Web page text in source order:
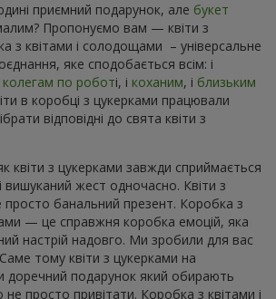
приємний подарунок, але букет
Пропонуємо вам — квіти з
з квітами і солодощами – універсальне
яке сподобається всім: і
колегам по роботі, і коханим, і близьким
в коробці з цукерками працювали
відповідні до свята квіти з
квіти з цукерками завжди сприймається
вишуканий жест одночасно. Квіти з
банальний презент. Коробка з
— це справжня коробка емоцій, яка
настрій надовго. Ми зробили для вас
тому квіти з цукерками на
доречний подарунок який обирають
просто привітати. Коробка з квітами і